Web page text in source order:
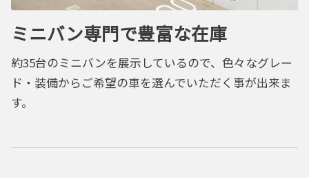
ミニバン専門で豊富な在庫
約35台のミニバンを展示しているので、色々なグレー
ド・装備からご希望の車を選んでいただく事が出来ま
す。